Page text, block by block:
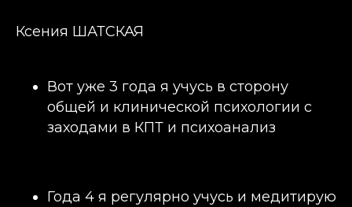
Ксения ШАТСКАЯ
Вот уже 3 года я учусь в сторону
общей и клинической психологии с
заходами в КПТ и психоанализ
Года 4 я регулярно учусь и медитирую